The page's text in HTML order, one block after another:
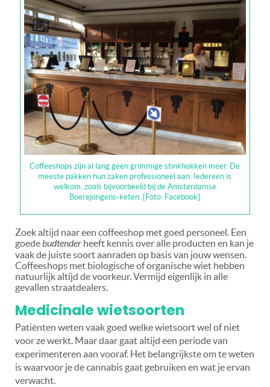
Coffeeshops zijn al lang geen grimmige stinkhokken meer. De
meeste pakken hun zaken professioneel aan. Iedereen is
welkom, zoals bijvoorbeeld bij de Amsterdamse
Boerejongens-keten. [Foto: Facebook]
Zoek altijd naar een coffeeshop met goed personeel. Een
goedebudtender heeft kennis over alle producten en kan je
vaak de juiste soort aanraden op basis van jouw wensen.
Coffeeshops met biologische of organische wiet hebben
natuurlijk altijd de voorkeur. Vermijd eigenlijk in alle
gevallen straatdealers.
Medicinale wietsoorten
Patiënten weten vaak goed welke wietsoort wel of niet
voor ze werkt. Maar daar gaat altijd een periode van
experimenteren aan vooraf. Het belangrijkste om te weten
is waarvoor je de cannabis gaat gebruiken en wat je ervan
verwacht.